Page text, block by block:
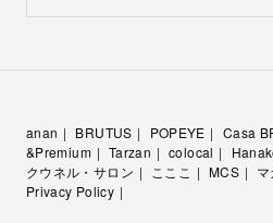
anan BRUTUS POPEYE Casa
&Premium
Tarzan colocal
クウネル・サロン
こここ MCS
Privacy Policy